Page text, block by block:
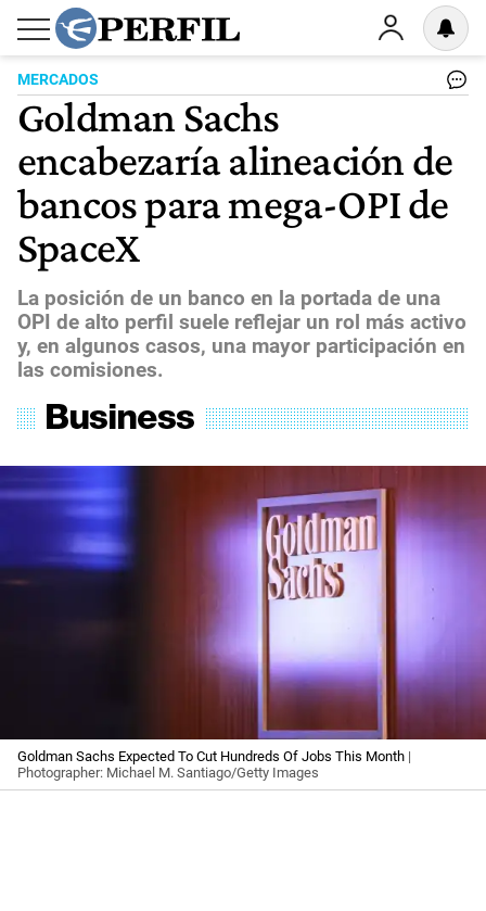
MERCADOS
Goldman Sachs
encabezaría alineación de
bancos para mega-OPI de
SpaceX
La posición de un banco en la portada de una
OPI de alto perfil suele reflejar un rol más activo
y, en algunos casos, una mayor participación en
las comisiones.
Goldman Sachs Expected To Cut Hundreds Of Jobs This Month |
Photographer: Michael M. Santiago/Getty Images